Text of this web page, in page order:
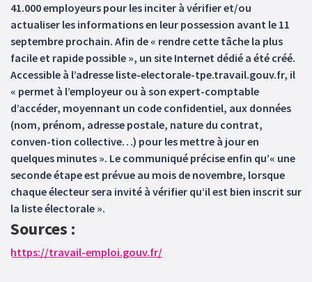
41.000 employeurs pour les inciter à vérifier et/ou
actualiser les informations en leur possession avant le 11
septembre prochain. Afin de « rendre cette tâche la plus
facile et rapide possible », un site Internet dédié a été créé.
Accessible à l’adresse liste-electorale-tpe.travail.gouv.fr, il
« permet à l’employeur ou à son expert-comptable
d’accéder, moyennant un code confidentiel, aux données
(nom, prénom, adresse postale, nature du contrat,
conven-tion collective…) pour les mettre à jour en
quelques minutes ». Le communiqué précise enfin qu’« une
seconde étape est prévue au mois de novembre, lorsque
chaque électeur sera invité à vérifier qu’il est bien inscrit sur
la liste électorale ».
Sources :
https://travail-emploi.gouv.fr/